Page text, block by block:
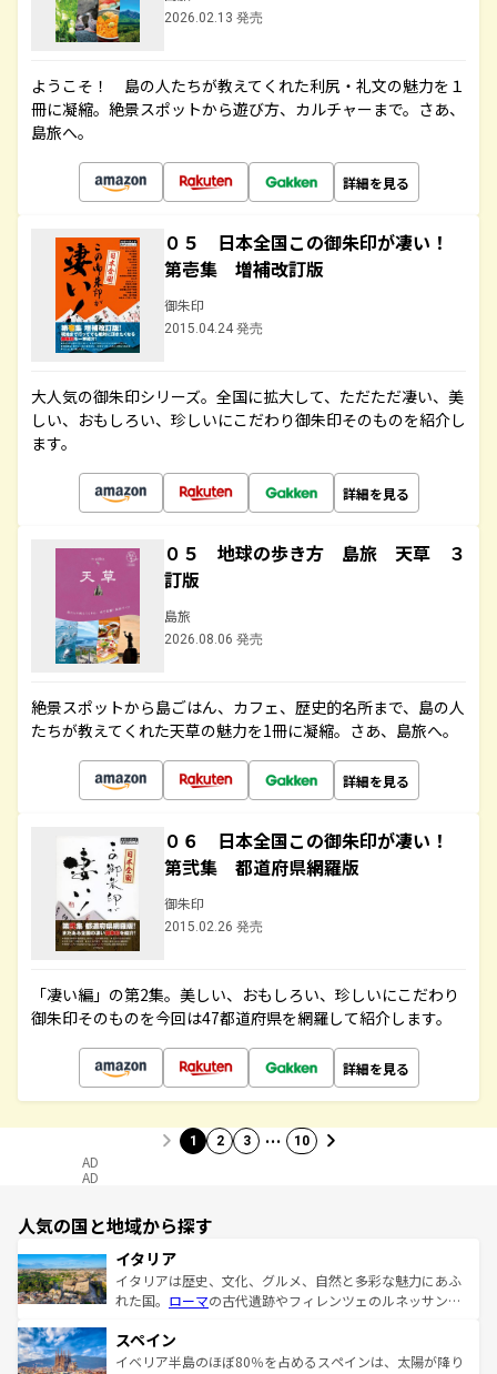
2026.02.13 発売
ようこそ！ 島の人たちが教えてくれた利尻・礼文の魅力を１
冊に凝縮。絶景スポットから遊び方、カルチャーまで。さあ、
島旅へ。
詳細を見る
０５ 日本全国この御朱印が凄い！
第壱集 増補改訂版
御朱印
2015.04.24 発売
大人気の御朱印シリーズ。全国に拡大して、ただただ凄い、美
しい、おもしろい、珍しいにこだわり御朱印そのものを紹介し
ます。
詳細を見る
０５ 地球の歩き方 島旅 天草 ３
訂版
島旅
2026.08.06 発売
絶景スポットから島ごはん、カフェ、歴史的名所まで、島の人
たちが教えてくれた天草の魅力を1冊に凝縮。さあ、島旅へ。
詳細を見る
０６ 日本全国この御朱印が凄い！
第弐集 都道府県網羅版
御朱印
2015.02.26 発売
「凄い編」の第2集。美しい、おもしろい、珍しいにこだわり
御朱印そのものを今回は47都道府県を網羅して紹介します。
詳細を見る
1 2 3 … 10
AD
AD
人気の国と地域から探す
イタリア
イタリアは歴史、文化、グルメ、自然と多彩な魅力にあふ
れた国。 ローマの古代遺跡やフィレンツェのルネッサンス
ろん、トスカーナの美しい田園風景やアマルフィ海岸の絶
景など、自然景観も見逃せない。観光の合間には、本場の
スペイン
イベリア半島のほぼ80％を占めるスペインは、太陽が降り